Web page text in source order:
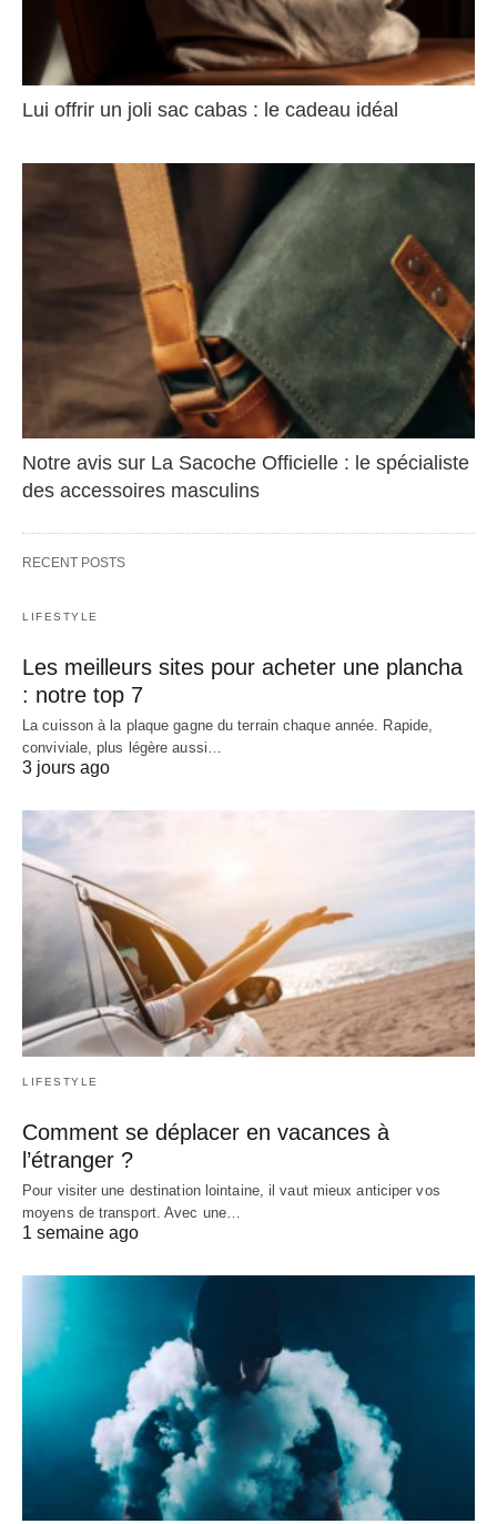
Lui offrir un joli sac cabas : le cadeau idéal
Notre avis sur La Sacoche Officielle : le spécialiste
des accessoires masculins
RECENT POSTS
LIFESTYLE
Les meilleurs sites pour acheter une plancha
: notre top 7
La cuisson à la plaque gagne du terrain chaque année. Rapide,
conviviale, plus légère aussi…
3 jours ago
LIFESTYLE
Comment se déplacer en vacances à
l’étranger ?
Pour visiter une destination lointaine, il vaut mieux anticiper vos
moyens de transport. Avec une…
1 semaine ago